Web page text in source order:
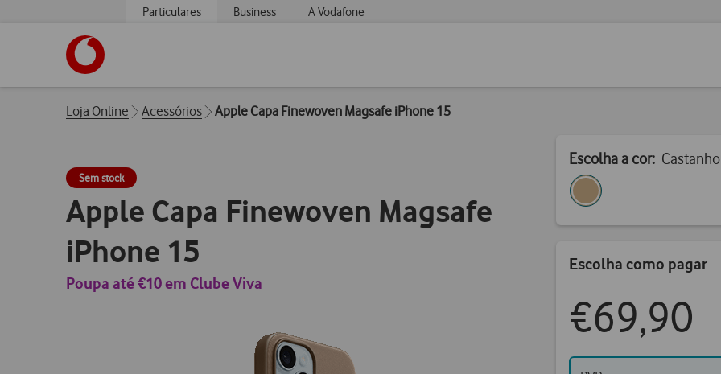
Particulares Business A Vodafone
Breadcrumbs
Loja Online Acessórios Apple Capa Finewoven Magsafe iPhone 15
Sem stock
Apple Capa Finewoven Magsafe
iPhone 15
Poupa até €10 em Clube Viva
Escolha a cor:
Escolha como pagar
€69,90